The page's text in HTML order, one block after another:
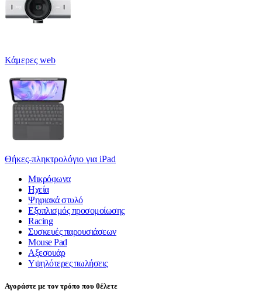
Κάμερες web
Θήκες-πληκτρολόγιο για iPad
Μικρόφωνα
Ηχεία
Ψηφιακά στυλό
Εξοπλισμός προσομοίωσης
Racing
Συσκευές παρουσιάσεων
Mouse Pad
Αξεσουάρ
Υψηλότερες πωλήσεις
Αγοράστε με τον τρόπο που θέλετε